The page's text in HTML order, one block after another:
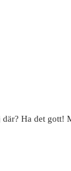
Ha det gott!